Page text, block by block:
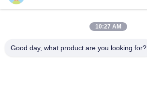
10:27 AM
Good day, what product are you looking for?